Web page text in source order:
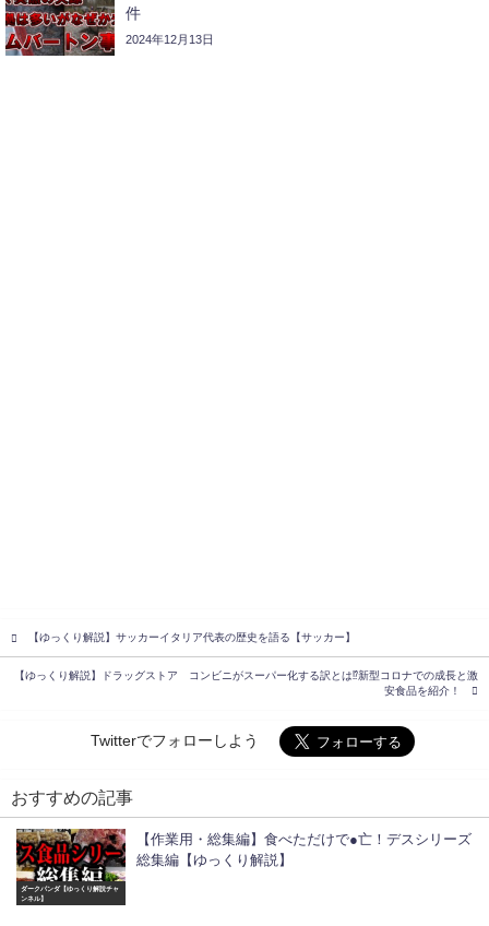
件
2024年12月13日
【ゆっくり解説】サッカーイタリア代表の歴史を語る【サッカー】
【ゆっくり解説】ドラッグストア コンビニがスーパー化する訳とは⁉︎新型コロナでの成長と激
安食品を紹介！
Twitterでフォローしよう
おすすめの記事
ダークパンダ【ゆっくり解説チャ
ンネル】
【作業用・総集編】食べただけで●亡！デスシリーズ
総集編【ゆっくり解説】